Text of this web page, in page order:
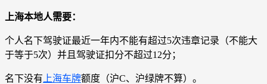
上海本地人需要：
个人名下驾驶证最近一年内不能有超过5次违章记录（不能大
于等于5次）并且驾驶证扣分不超过12分；
名下没有 上海车牌额度（沪C、沪绿牌不算）。